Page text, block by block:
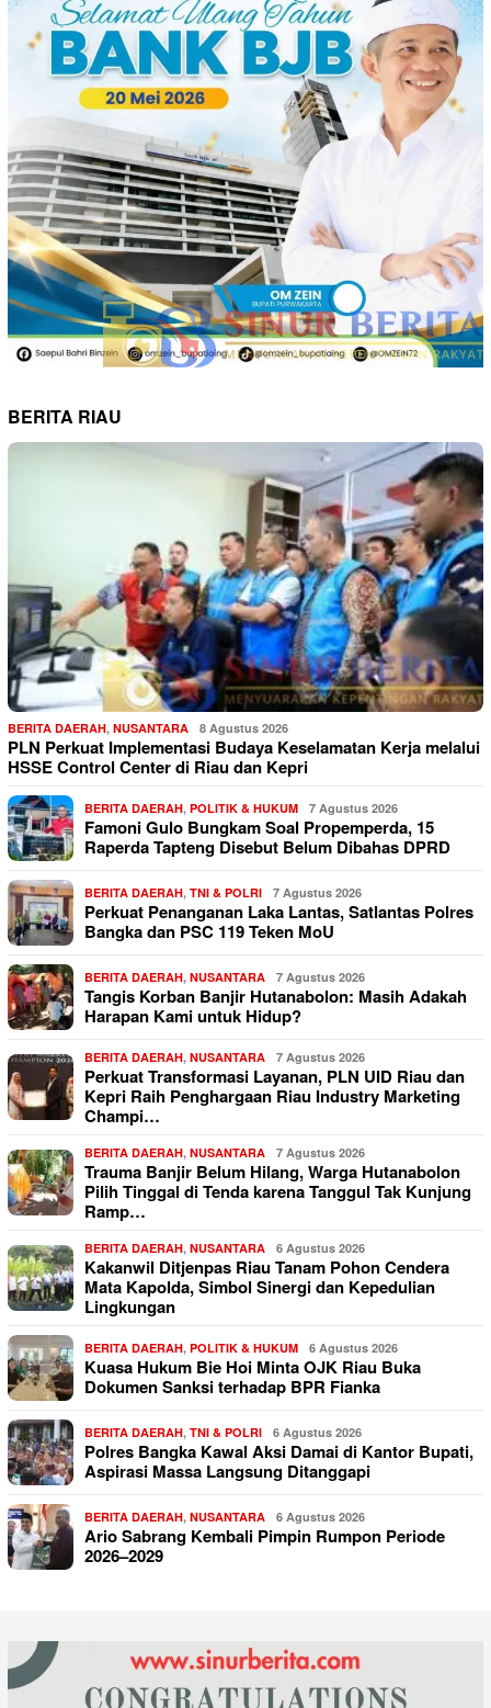
BERITA RIAU
BERITA DAERAH, NUSANTARA 8 Agustus 2026
PLN Perkuat Implementasi Budaya Keselamatan Kerja melalui
HSSE Control Center di Riau dan Kepri
BERITA DAERAH, POLITIK & HUKUM 7 Agustus 2026
Famoni Gulo Bungkam Soal Propemperda, 15
Raperda Tapteng Disebut Belum Dibahas DPRD
BERITA DAERAH, TNI & POLRI 7 Agustus 2026
Perkuat Penanganan Laka Lantas, Satlantas Polres
Bangka dan PSC 119 Teken MoU
BERITA DAERAH, NUSANTARA 7 Agustus 2026
Tangis Korban Banjir Hutanabolon: Masih Adakah
Harapan Kami untuk Hidup?
BERITA DAERAH, NUSANTARA 7 Agustus 2026
Perkuat Transformasi Layanan, PLN UID Riau dan
Kepri Raih Penghargaan Riau Industry Marketing
Champi…
BERITA DAERAH, NUSANTARA 7 Agustus 2026
Trauma Banjir Belum Hilang, Warga Hutanabolon
Pilih Tinggal di Tenda karena Tanggul Tak Kunjung
Ramp…
BERITA DAERAH, NUSANTARA 6 Agustus 2026
Kakanwil Ditjenpas Riau Tanam Pohon Cendera
Mata Kapolda, Simbol Sinergi dan Kepedulian
Lingkungan
BERITA DAERAH, POLITIK & HUKUM 6 Agustus 2026
Kuasa Hukum Bie Hoi Minta OJK Riau Buka
Dokumen Sanksi terhadap BPR Fianka
BERITA DAERAH, TNI & POLRI 6 Agustus 2026
Polres Bangka Kawal Aksi Damai di Kantor Bupati,
Aspirasi Massa Langsung Ditanggapi
BERITA DAERAH, NUSANTARA 6 Agustus 2026
Ario Sabrang Kembali Pimpin Rumpon Periode
2026–2029